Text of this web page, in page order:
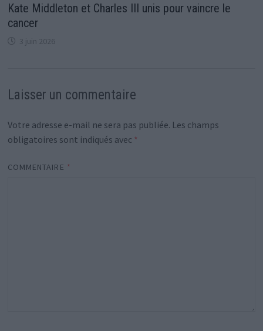
Kate Middleton et Charles III unis pour vaincre le
cancer
3 juin 2026
Laisser un commentaire
Votre adresse e-mail ne sera pas publiée. Les champs
obligatoires sont indiqués avec *
COMMENTAIRE *